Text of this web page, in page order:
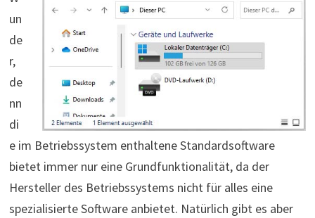
un
de
r,
de
nn
di
e im Betriebssystem enthaltene Standardsoftware
bietet immer nur eine Grundfunktionalität, da der
Hersteller des Betriebssystems nicht für alles eine
spezialisierte Software anbietet. Natürlich gibt es aber